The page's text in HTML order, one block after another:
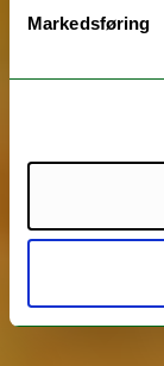
Markedsføring